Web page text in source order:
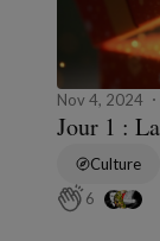
Nov 4, 2024
Jour 1 :
Culture
6